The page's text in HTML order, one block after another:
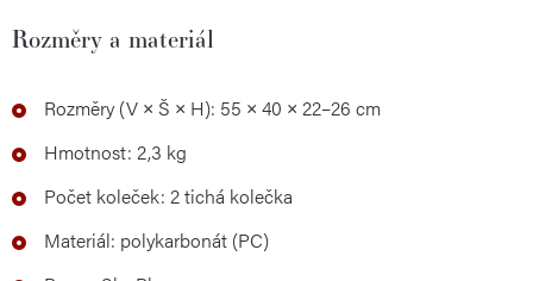
Rozměry a materiál
Rozměry (V × Š × H): 55 × 40 × 22–26 cm
Hmotnost: 2,3 kg
Počet koleček: 2 tichá kolečka
Materiál: polykarbonát (PC)